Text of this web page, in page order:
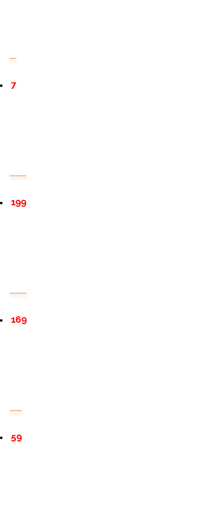
7
199
169
59